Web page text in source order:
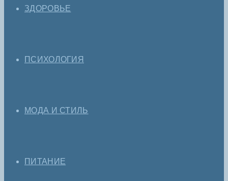
ЗДОРОВЬЕ
ПСИХОЛОГИЯ
МОДА И СТИЛЬ
ПИТАНИЕ